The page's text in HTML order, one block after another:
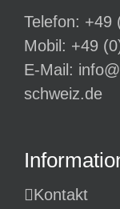
Telefon: +49
Mobil: +49
E-Mail:
schweiz.de
Kontakt